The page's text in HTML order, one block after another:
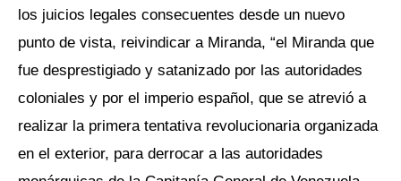
los juicios legales consecuentes desde un nuevo
punto de vista, reivindicar a Miranda, “el Miranda que
fue desprestigiado y satanizado por las autoridades
coloniales y por el imperio español, que se atrevió a
realizar la primera tentativa revolucionaria organizada
en el exterior, para derrocar a las autoridades